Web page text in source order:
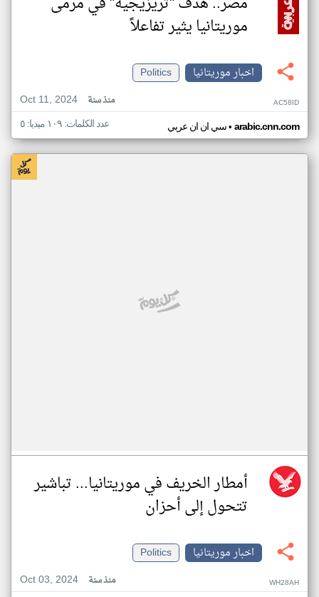
موريتانيا يثير تفاعلاً
اخبار موريتانيا
Politics
Oct 11, 2024
منذ سنة AC58ID
سي ان ان عربي• arabic.cnn.com عدد الكلمات: ١٠٩ ميديا: ٥
أمطار الخريف في موريتانيا... تباشير
تتحول إلى أحزان
اخبار موريتانيا
Politics
Oct 03, 2024
منذ سنة WH28AH